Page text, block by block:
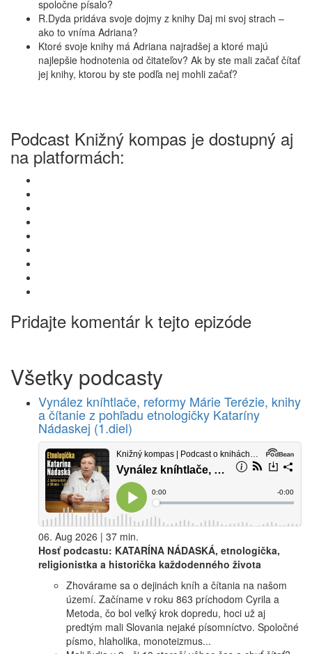
spoločne písalo?
R.Dyda pridáva svoje dojmy z knihy Daj mi svoj strach –
ako to vníma Adriana?
Ktoré svoje knihy má Adriana najradšej a ktoré majú
najlepšie hodnotenia od čitateľov? Ak by ste mali začať čítať
jej knihy, ktorou by ste podľa nej mohli začať?
Podcast Knižný kompas je dostupný aj
na platformách:
Pridajte komentár k tejto epizóde
Všetky podcasty
Vynález kníhtlače, reformy Márie Terézie, knihy
a čítanie z pohľadu etnologičky Kataríny
Nádaskej (1.diel)
06. Aug 2026 | 37 min.
Hosť podcastu: KATARÍNA NÁDASKÁ, etnologička,
religionistka a historička každodenného života
Zhovárame sa o dejinách kníh a čítania na našom
území. Začíname v roku 863 príchodom Cyrila a
Metoda, čo bol veľký krok dopredu, hoci už aj
predtým mali Slovania nejaké písomníctvo. Spoločné
písmo, hlaholika, monoteizmus...